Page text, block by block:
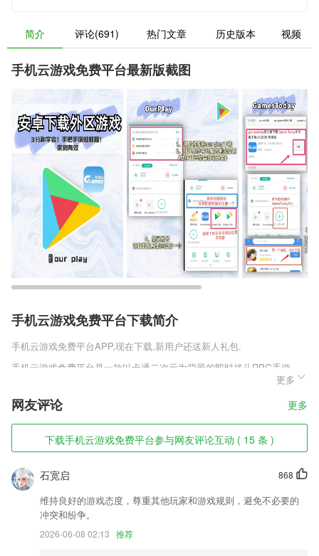
简介 评论(691) 热门文章 历史版本 视频
手机云游戏免费平台最新版截图
手机云游戏免费平台下载简介
手机云游戏免费平台APP,现在下载,新用户还送新人礼包.
手机云游戏免费平台是一款以卡通二次元为背景的即时战斗RPG手游，
在这里玩家将追忆童年。跟着设定的剧情和故事进入到一个生动的世界，
收集各种各样的萌宠精灵，不同的宠物将会发生不同的作用，让你变得无
所不能。
手机云游戏免费平台软件特色
1,乐配音、外教直播课
2,去除推送，通知栏广告等烦人无用服务
3,连政商名流都在用的英语句型
4,服药信息清楚展示用药，医生准确调药
5,专业、负责、耐心的客服引导，解决您的一切困惑。
更多
网友评论 更多
下载手机云游戏免费平台参与网友评论互动 ( 15 条 )
868
石宽启
维持良好的游戏态度，尊重其他玩家和游戏规则，避免不必要的
冲突和纷争。
2026-06-08 02:13 推荐